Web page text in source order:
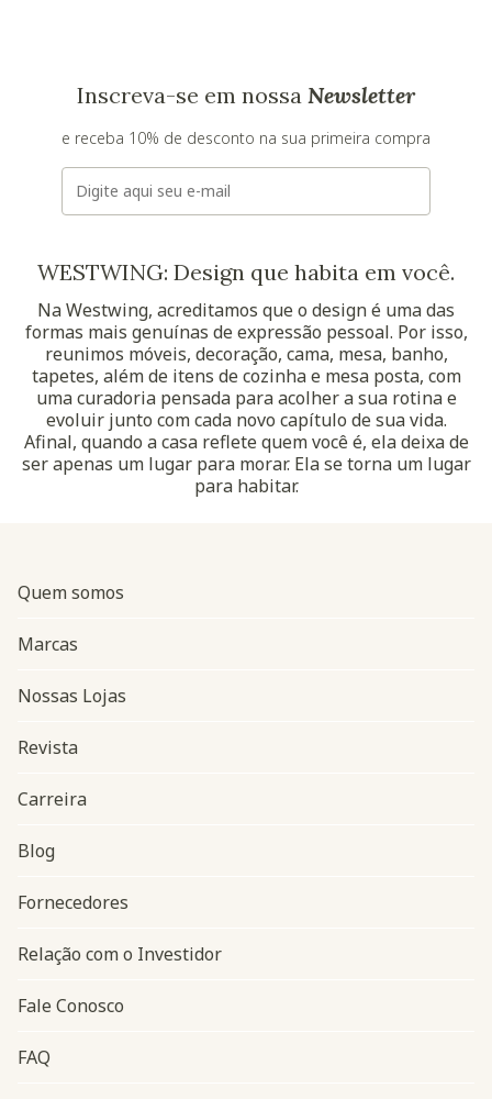
Inscreva-se em nossa Newsletter
e receba 10% de desconto na sua primeira compra
E-mail
WESTWING: Design que habita em você.
Na Westwing, acreditamos que o design é uma das
formas mais genuínas de expressão pessoal. Por isso,
reunimos móveis, decoração, cama, mesa, banho,
tapetes, além de itens de cozinha e mesa posta, com
uma curadoria pensada para acolher a sua rotina e
evoluir junto com cada novo capítulo de sua vida.
Afinal, quando a casa reflete quem você é, ela deixa de
ser apenas um lugar para morar. Ela se torna um lugar
para habitar.
Navegação do rodapé
Quem somos
Marcas
Nossas Lojas
Revista
Carreira
Blog
Fornecedores
Relação com o Investidor
Fale Conosco
FAQ